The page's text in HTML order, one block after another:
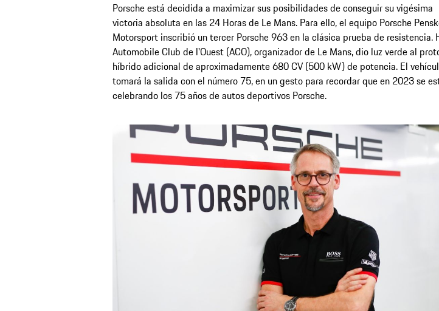
Porsche está decidida a maximizar sus posibilidades de conseguir su vigésima
victoria absoluta en las 24 Horas de Le Mans. Para ello, el equipo Porsche
Motorsport inscribió un tercer Porsche 963 en la clásica prueba de resistencia.
Automobile Club de l'Ouest (ACO), organizador de Le Mans, dio luz verde al
híbrido adicional de aproximadamente 680 CV (500 kW) de potencia. El
tomará la salida con el número 75, en un gesto para recordar que en 2023 se
celebrando los 75 años de autos deportivos Porsche.